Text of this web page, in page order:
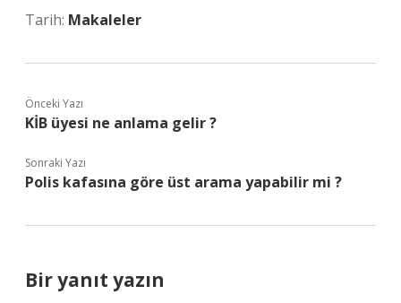
Tarih: Makaleler
Önceki Yazı
KİB üyesi ne anlama gelir ?
Sonraki Yazı
Polis kafasına göre üst arama yapabilir mi ?
Bir yanıt yazın